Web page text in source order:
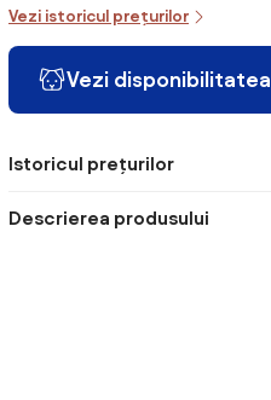
Vezi istoricul prețurilor
Vezi disponibilitatea
Istoricul prețurilor
Descrierea produsului